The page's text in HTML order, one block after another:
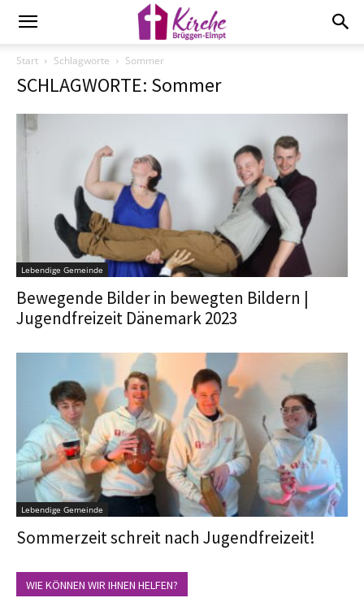
Start Schlagworte Sommer
SCHLAGWORTE: Sommer
Lebendige Gemeinde
Bewegende Bilder in bewegten Bildern |
Jugendfreizeit Dänemark 2023
Lebendige Gemeinde
Sommerzeit schreit nach Jugendfreizeit!
WIE KÖNNEN WIR IHNEN HELFEN?